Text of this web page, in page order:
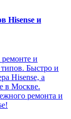
Hisense и
и
Быстро и
Hisense, а
в Москве.
ремонта и